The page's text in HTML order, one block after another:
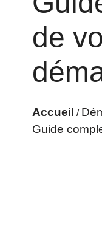
de
Accueil /
Guide